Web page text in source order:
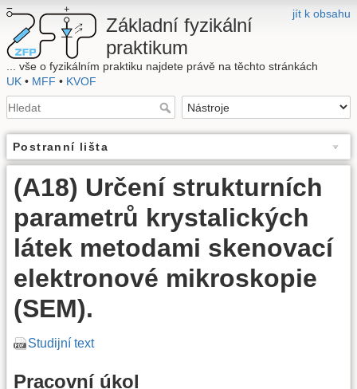
jít k obsahu
Základní fyzikální
praktikum
... vše o fyzikálním praktiku najdete právě na těchto stránkách
UK • MFF • KVOF
Postranní lišta
(A18) Určení strukturních
parametrů krystalických
látek metodami skenovací
elektronové mikroskopie
(SEM).
Studijní text
Pracovní úkol